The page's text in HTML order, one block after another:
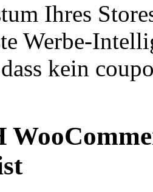
Ihres
Werbe-
kein